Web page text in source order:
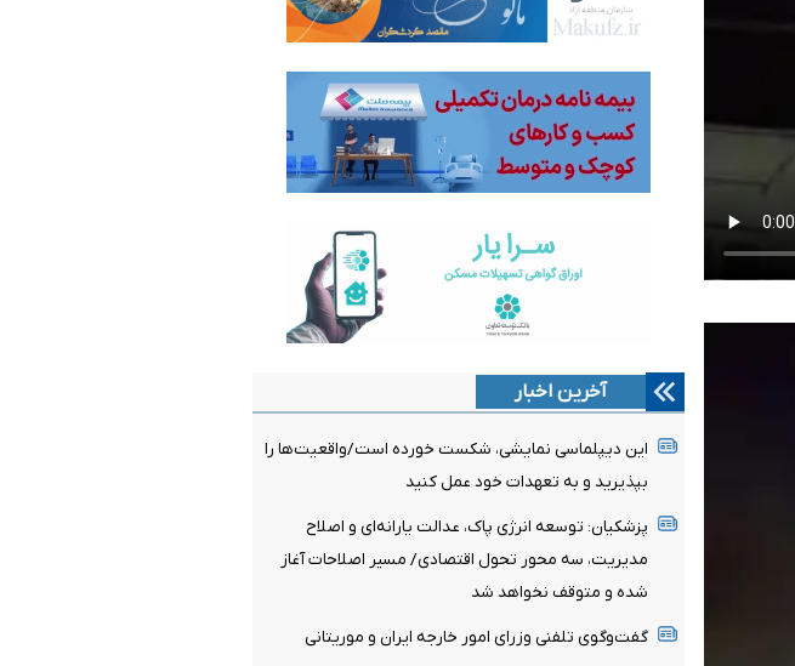
آخرین اخبار
این دیپلماسی نمایشی، شکست خورده است/واقعیت‌ها را
بپذیرید و به تعهدات خود عمل کنید
پزشکیان: توسعه انرژی پاک، عدالت یارانه‌ای و اصلاح
مدیریت، سه محور تحول اقتصادی/ مسیر اصلاحات آغاز
شده و متوقف نخواهد شد
گفت‌وگوی تلفنی وزرای امور خارجه ایران و موریتانی